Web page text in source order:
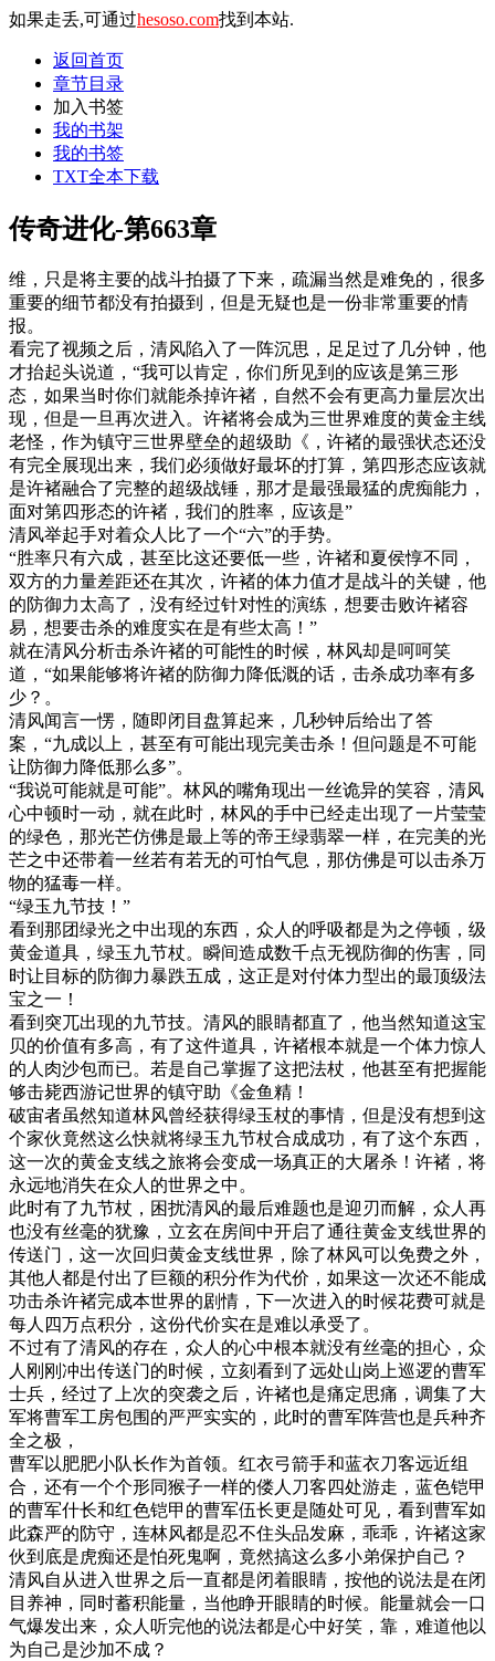
如果走丢,可通过hesoso.com找到本站.
返回首页
章节目录
加入书签
我的书架
我的书签
TXT全本下载
传奇进化-第663章
维，只是将主要的战斗拍摄了下来，疏漏当然是难免的，很多
重要的细节都没有拍摄到，但是无疑也是一份非常重要的情
报。
看完了视频之后，清风陷入了一阵沉思，足足过了几分钟，他
才抬起头说道，“我可以肯定，你们所见到的应该是第三形
态，如果当时你们就能杀掉许褚，自然不会有更高力量层次出
现，但是一旦再次进入。许褚将会成为三世界难度的黄金主线
老怪，作为镇守三世界壁垒的超级助《，许褚的最强状态还没
有完全展现出来，我们必须做好最坏的打算，第四形态应该就
是许褚融合了完整的超级战锤，那才是最强最猛的虎痴能力，
面对第四形态的许褚，我们的胜率，应该是”
清风举起手对着众人比了一个“六”的手势。
“胜率只有六成，甚至比这还要低一些，许褚和夏侯惇不同，
双方的力量差距还在其次，许褚的体力值才是战斗的关键，他
的防御力太高了，没有经过针对性的演练，想要击败许褚容
易，想要击杀的难度实在是有些太高！”
就在清风分析击杀许褚的可能性的时候，林风却是呵呵笑
道，“如果能够将许褚的防御力降低溉的话，击杀成功率有多
少？。
清风闻言一愣，随即闭目盘算起来，几秒钟后给出了答
案，“九成以上，甚至有可能出现完美击杀！但问题是不可能
让防御力降低那么多”。
“我说可能就是可能”。林风的嘴角现出一丝诡异的笑容，清风
心中顿时一动，就在此时，林风的手中已经走出现了一片莹莹
的绿色，那光芒仿佛是最上等的帝王绿翡翠一样，在完美的光
芒之中还带着一丝若有若无的可怕气息，那仿佛是可以击杀万
物的猛毒一样。
“绿玉九节技！”
看到那团绿光之中出现的东西，众人的呼吸都是为之停顿，级
黄金道具，绿玉九节杖。瞬间造成数千点无视防御的伤害，同
时让目标的防御力暴跌五成，这正是对付体力型出的最顶级法
宝之一！
看到突兀出现的九节技。清风的眼睛都直了，他当然知道这宝
贝的价值有多高，有了这件道具，许褚根本就是一个体力惊人
的人肉沙包而已。若是自己掌握了这把法杖，他甚至有把握能
够击毙西游记世界的镇守助《金鱼精！
破宙者虽然知道林风曾经获得绿玉杖的事情，但是没有想到这
个家伙竟然这么快就将绿玉九节杖合成成功，有了这个东西，
这一次的黄金支线之旅将会变成一场真正的大屠杀！许褚，将
永远地消失在众人的世界之中。
此时有了九节杖，困扰清风的最后难题也是迎刃而解，众人再
也没有丝毫的犹豫，立玄在房间中开启了通往黄金支线世界的
传送门，这一次回归黄金支线世界，除了林风可以免费之外，
其他人都是付出了巨额的积分作为代价，如果这一次还不能成
功击杀许褚完成本世界的剧情，下一次进入的时候花费可就是
每人四万点积分，这份代价实在是难以承受了。
不过有了清风的存在，众人的心中根本就没有丝毫的担心，众
人刚刚冲出传送门的时候，立刻看到了远处山岗上巡逻的曹军
士兵，经过了上次的突袭之后，许褚也是痛定思痛，调集了大
军将曹军工房包围的严严实实的，此时的曹军阵营也是兵种齐
全之极，
曹军以肥肥小队长作为首领。红衣弓箭手和蓝衣刀客远近组
合，还有一个个形同猴子一样的偻人刀客四处游走，蓝色铠甲
的曹军什长和红色铠甲的曹军伍长更是随处可见，看到曹军如
此森严的防守，连林风都是忍不住头品发麻，乖乖，许褚这家
伙到底是虎痴还是怕死鬼啊，竟然搞这么多小弟保护自己？
清风自从进入世界之后一直都是闭着眼睛，按他的说法是在闭
目养神，同时蓄积能量，当他睁开眼睛的时候。能量就会一口
气爆发出来，众人听完他的说法都是心中好笑，靠，难道他以
为自己是沙加不成？